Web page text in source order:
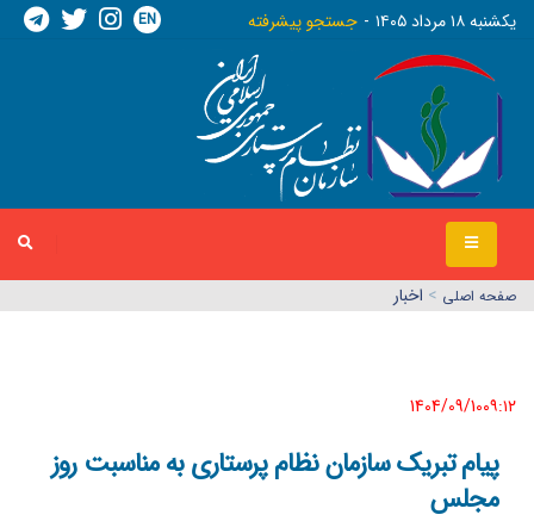
يکشنبه ١٨ مرداد ١٤٠٥ جستجو پیشرفته EN
صفحه اصلي > اخبار
1404/09/10٠٩:١٢
پیام تبریک سازمان نظام پرستاری به مناسبت روز
مجلس